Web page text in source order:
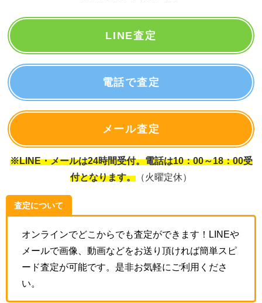
LINE査定
電話で査定
メール査定
※LINE・メールは24時間受付。電話は10：00～18：00受
付となります。 （火曜定休）
査定について
オンラインでどこからでも査定ができます！LINEや
メールで画像、動画などをお送り頂ければ簡単スピ
ード査定が可能です。是非お気軽にご利用くださ
い。